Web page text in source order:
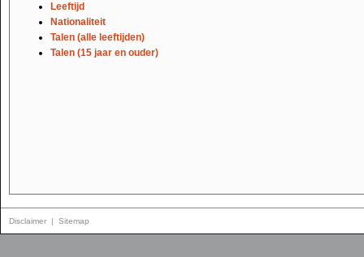
Leeftijd
Nationaliteit
Talen (alle leeftijden)
Talen (15 jaar en ouder)
Disclaimer | Sitemap